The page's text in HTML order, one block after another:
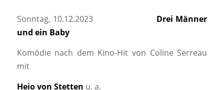
Sonntag, 10.12.2023 Drei Männer
und ein Baby
Komödie nach dem Kino-Hit von Coline Serreau
mit
Heio von Stetten u. a.